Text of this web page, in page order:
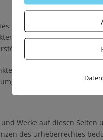
Dritter, auf deren Inhalte
Seiten ist stets der
überprüft.
Seiten ist jedoch ohne
entfernen.
Werke auf diesen
des Urheberrechtes